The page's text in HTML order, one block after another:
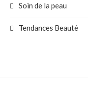
Soin de la peau
Tendances Beauté